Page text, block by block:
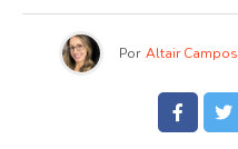
Por Altair Campos